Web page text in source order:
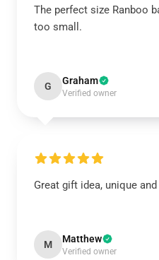
The perfect size Ranboo
too small.
G Graham
Verified owner
Great gift idea, unique
M Matthew
Verified owner